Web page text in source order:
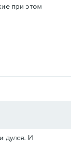
при этом
дулся. И